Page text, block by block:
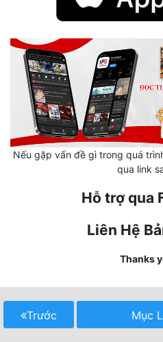
Hệ Thống
Học Đường
Khoa Huyễn
Khoa Huyễn Không Gian
Kinh Dị
Lịch Sử
Nếu gặp vấn đề gì trong quá
qua link
Hỗ trợ qua
Liên Hệ
Thanks
Trước Mục